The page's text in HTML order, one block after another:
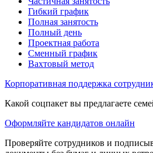
Гибкий график
Полная занятость
Полный день
Проектная работа
Сменный график
Вахтовый метод
Корпоративная поддержка
Какой соцпакет вы предлагаете
Оформляйте кандидатов онлайн
Проверяйте сотрудников и